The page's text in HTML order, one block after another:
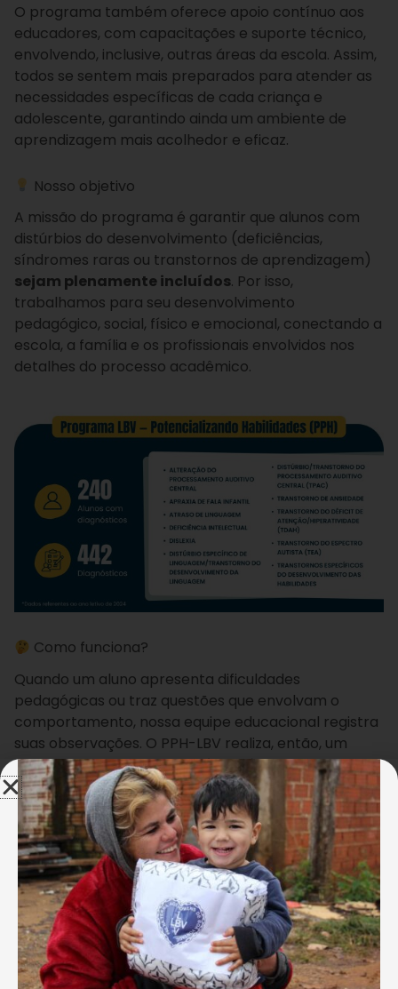
O programa também oferece apoio contínuo aos
educadores, com capacitações e suporte técnico,
envolvendo, inclusive, outras áreas da escola. Assim,
todos se sentem mais preparados para atender as
necessidades específicas de cada criança e
adolescente, garantindo ainda um ambiente de
aprendizagem mais acolhedor e eficaz.
Nosso objetivo
A missão do programa é garantir que alunos com
distúrbios do desenvolvimento (deficiências,
síndromes raras ou transtornos de aprendizagem)
sejam plenamente incluídos. Por isso,
trabalhamos para seu desenvolvimento
pedagógico, social, físico e emocional, conectando a
escola, a família e os profissionais envolvidos nos
detalhes do processo acadêmico.
Como funciona?
Quando um aluno apresenta dificuldades
pedagógicas ou traz questões que envolvam o
comportamento, nossa equipe educacional registra
suas observações. O PPH-LBV realiza, então, um
acompanhamento mais próximo àquele aluno. Se
necessário, acionará a equipe multidisciplinar da
escola, a fim de analisarem, juntos, as situações
narradas e o encaminha para uma avaliação
externa, com profissionais que manterão contato
com a família e com a escola, durante todo o
processo.
Estudantes da Creche ao Ensino Médio
podem participar, desde que apresentem um
diagnóstico ou hipótese diagnóstica formal,